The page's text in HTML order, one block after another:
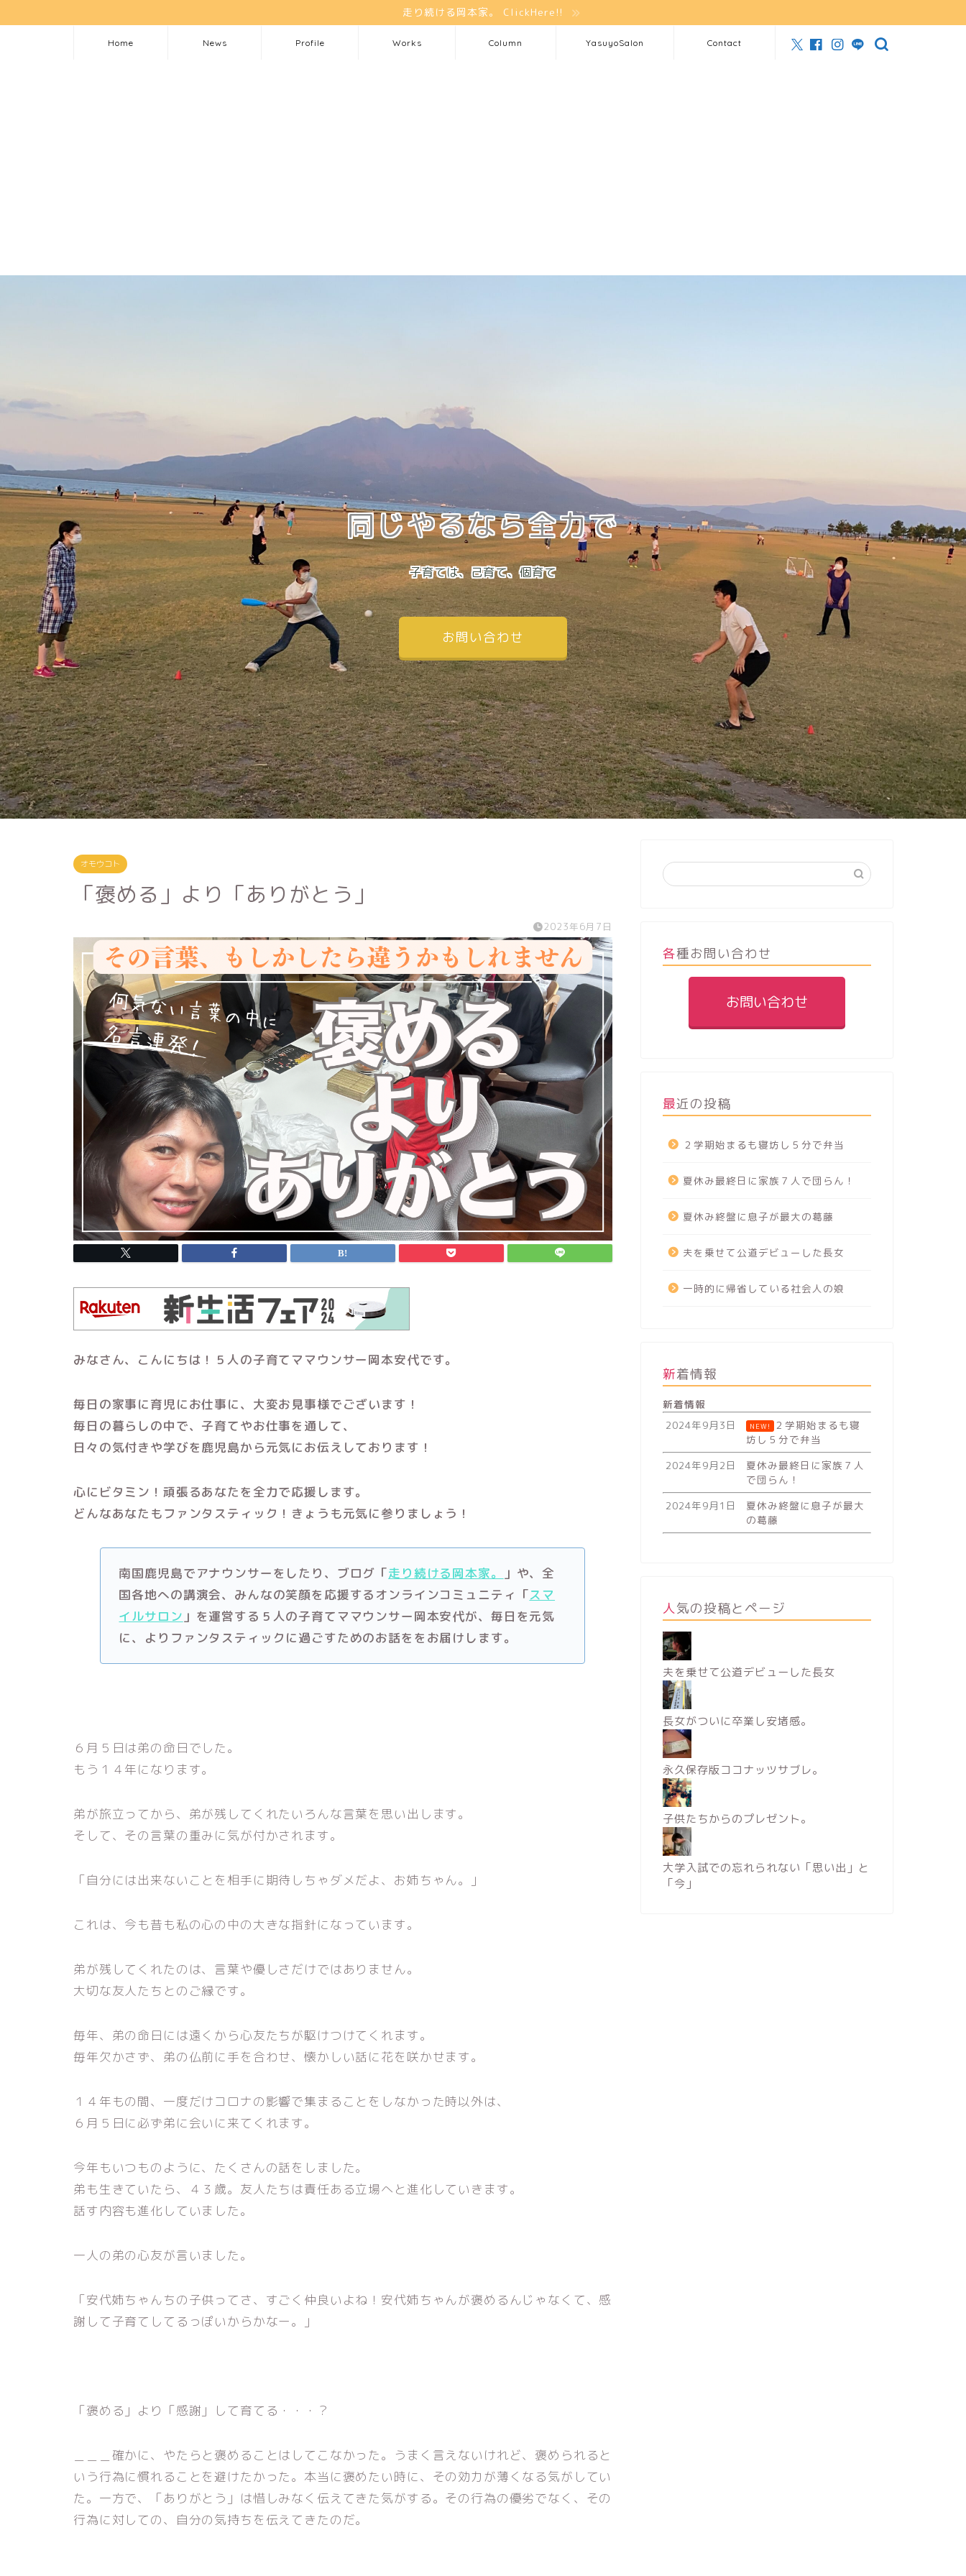
走り続ける岡本家。 ClickHere!!
Home News Profile Works Column YasuyoSalon Contact
同じやるなら全力で
子育ては、己育て、個育て
お問い合わせ
オモウコト
「褒める」より「ありがとう」
2023年6月7日
みなさん、こんにちは！５人の子育てママウンサー岡本安代です。
毎日の家事に育児にお仕事に、大変お見事様でございます！
毎日の暮らしの中で、子育てやお仕事を通して、
日々の気付きや学びを鹿児島から元気にお伝えしております！
心にビタミン！頑張るあなたを全力で応援します。
どんなあなたもファンタスティック！きょうも元気に参りましょう！
南国鹿児島でアナウンサーをしたり、ブログ「走り続ける岡本家。
」や、全
国各地への講演会、みんなの笑顔を応援するオンラインコミュニティ「スマ
イルサロン 」を運営する５人の子育てママウンサー岡本安代が、毎日を元気
に、よりファンタスティックに過ごすためのお話ををお届けします。
６月５日は弟の命日でした。
もう１４年になります。
弟が旅立ってから、弟が残してくれたいろんな言葉を思い出します。
そして、その言葉の重みに気が付かされます。
「自分には出来ないことを相手に期待しちゃダメだよ、お姉ちゃん。」
これは、今も昔も私の心の中の大きな指針になっています。
弟が残してくれたのは、言葉や優しさだけではありません。
大切な友人たちとのご縁です。
毎年、弟の命日には遠くから心友たちが駆けつけてくれます。
毎年欠かさず、弟の仏前に手を合わせ、懐かしい話に花を咲かせます。
１４年もの間、一度だけコロナの影響で集まることをしなかった時以外は、
６月５日に必ず弟に会いに来てくれます。
今年もいつものように、たくさんの話をしました。
弟も生きていたら、４３歳。友人たちは責任ある立場へと進化していきます。
話す内容も進化していました。
一人の弟の心友が言いました。
「安代姉ちゃんちの子供ってさ、すごく仲良いよね！安代姉ちゃんが褒めるんじゃなくて、感
謝して子育てしてるっぽいからかなー。」
「褒める」より「感謝」して育てる・・・？
＿＿＿確かに、やたらと褒めることはしてこなかった。うまく言えないけれど、褒められると
いう行為に慣れることを避けたかった。本当に褒めたい時に、その効力が薄くなる気がしてい
た。一方で、「ありがとう」は惜しみなく伝えてきた気がする。その行為の優劣でなく、その
行為に対しての、自分の気持ちを伝えてきたのだ。
各種お問い合わせ
お問い合わせ
最近の投稿
２学期始まるも寝坊し５分で弁当
夏休み最終日に家族７人で団らん！
夏休み終盤に息子が最大の葛藤
夫を乗せて公道デビューした長女
一時的に帰省している社会人の娘
新着情報
新着情報
2024年9月3日
NEW! ２学期始まるも寝
坊し５分で弁当
2024年9月2日
夏休み最終日に家族７人
で団らん！
2024年9月1日
夏休み終盤に息子が最大
の葛藤
人気の投稿とページ
夫を乗せて公道デビューした長女
長女がついに卒業し安堵感。
永久保存版ココナッツサブレ。
子供たちからのプレゼント。
大学入試での忘れられない「思い出」と
「今」